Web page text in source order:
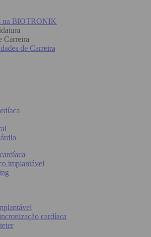
na BIOTRONIK
Carreira
de Carreira
implantável
cardíaca